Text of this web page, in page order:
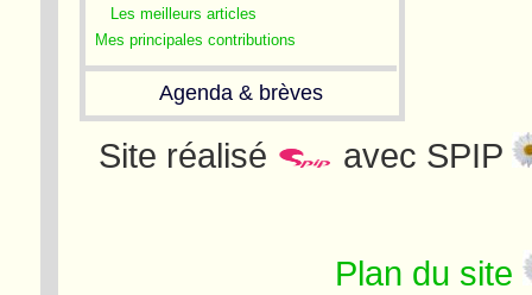
Les meilleurs articles
Mes principales contributions
Agenda & brèves
Site réalisé avec SPIP
Plan du site